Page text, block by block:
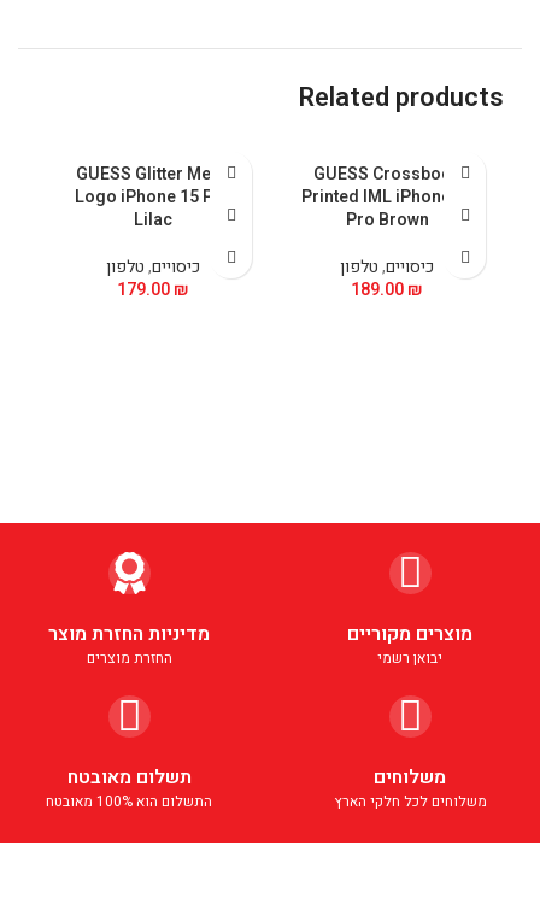
Related products
GUESS Crossbody
Printed IML iPhone 15
Pro Brown
כיסויים,טלפון
189.00₪
GUESS Glitter Metal
Logo iPhone 15 Pro
Lilac
כיסויים,טלפון
179.00₪
מוצרים מקוריים
יבואן רשמי
מדיניות החזרת מוצר
החזרת מוצרים
משלוחים
משלוחים לכל חלקי הארץ
תשלום מאובטח
התשלום הוא 100% מאובטח